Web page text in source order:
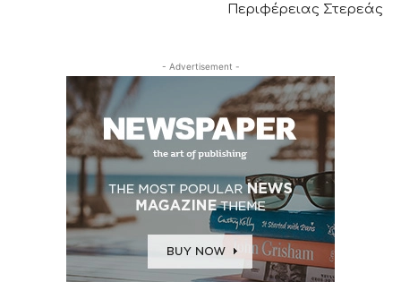
Περιφέρειας Στερεάς
- Advertisement -